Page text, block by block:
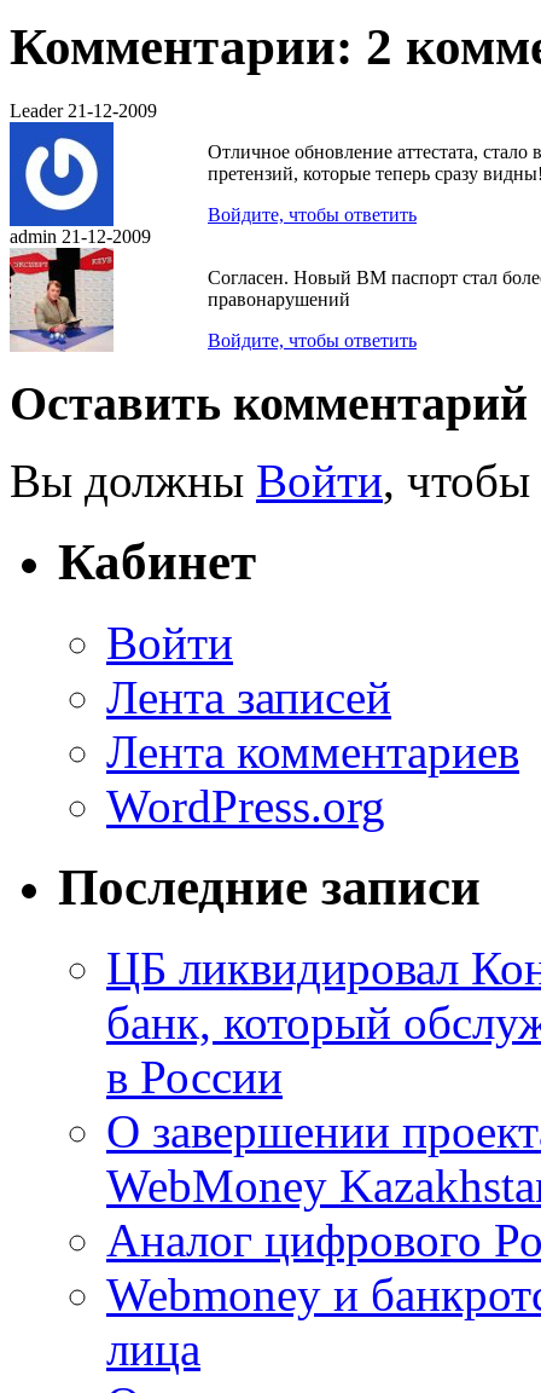
Комментарии: 2
Leader21-12-2009
Отличное обновление аттестата,
претензий, которые теперь сразу
Войдите, чтобы ответить
admin 21-12-2009
Согласен. Новый ВМ паспорт стал
правонарушений
Войдите, чтобы ответить
Оставить комментарий
Вы должны Войти, чтобы
Кабинет
Войти
Лента записей
Лента комментариев
WordPress.org
Последние записи
ЦБ ликвидировал
банк, который
в России
О завершении
WebMoney
Аналог цифрового
Webmoney и
лица